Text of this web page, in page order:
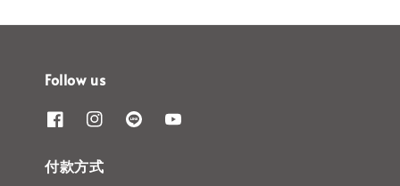
Follow us
付款方式